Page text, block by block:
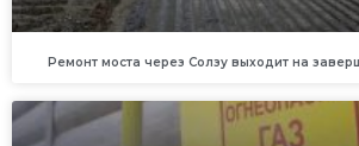
Ремонт моста через Солзу выходит на